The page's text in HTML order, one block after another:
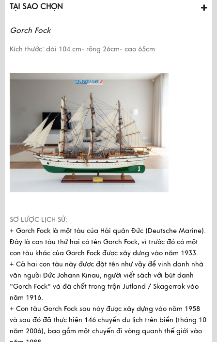
TẠI SAO CHỌN
Gorch Fock
Kích thước: dài 104 cm- rộng 26cm- cao 65cm
SƠ LƯỢC LỊCH SỬ:
+ Gorch Fock là một tàu của Hải quân Đức (Deutsche Marine).
Đây là con tàu thứ hai có tên Gorch Fock, vì trước đó có một
con tàu khác của Gorch Fock được xây dựng vào năm 1933.
+ Cả hai con tàu này được đặt tên như vậy để vinh danh nhà
văn người Đức Johann Kinau, người viết sách với bút danh
"Gorch Fock" và đã chết trong trận Jutland / Skagerrak vào
năm 1916.
+ Con tàu Gorch Fock sau này được xây dựng vào năm 1958
và sau đó đã thực hiện 146 chuyến du lịch trên biển (tháng 10
năm 2006), bao gồm một chuyến đi vòng quanh thế giới vào